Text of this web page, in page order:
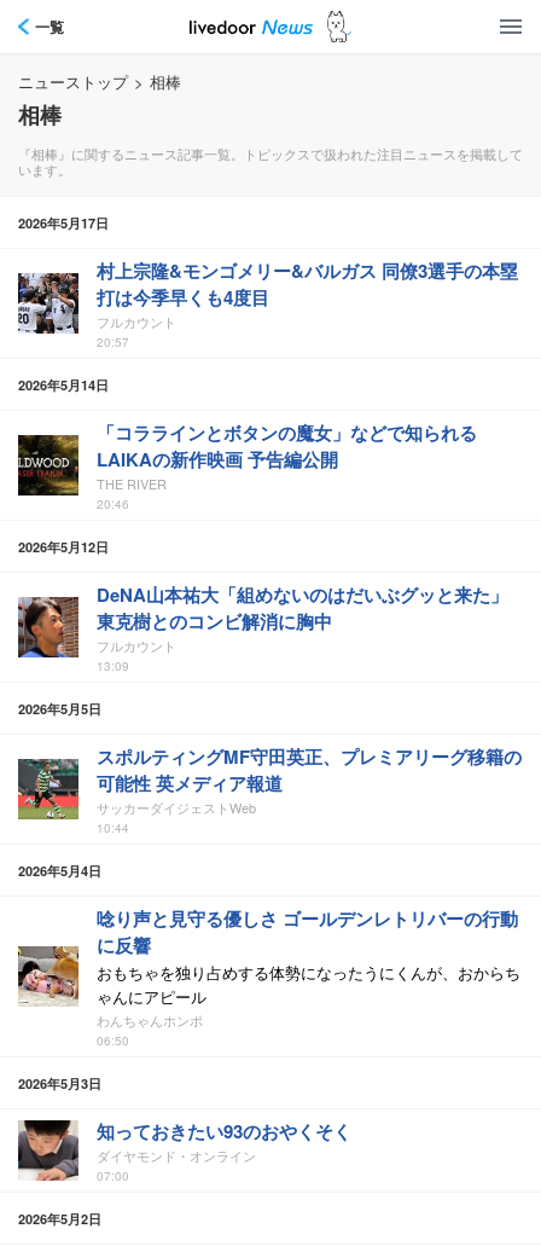
一覧
ニューストップ > 相棒
相棒
『相棒』に関するニュース記事一覧。トピックスで扱われた注目ニュースを掲載して
います。
2026年5月17日
村上宗隆&モンゴメリー&バルガス 同僚3選手の本塁
打は今季早くも4度目
フルカウント
20:57
2026年5月14日
「コララインとボタンの魔女」などで知られる
LAIKAの新作映画 予告編公開
THE RIVER
20:46
2026年5月12日
DeNA山本祐大「組めないのはだいぶグッと来た」
東克樹とのコンビ解消に胸中
フルカウント
13:09
2026年5月5日
スポルティングMF守田英正、プレミアリーグ移籍の
可能性 英メディア報道
サッカーダイジェストWeb
10:44
2026年5月4日
唸り声と見守る優しさ ゴールデンレトリバーの行動
に反響
おもちゃを独り占めする体勢になったうにくんが、おからち
ゃんにアピール
わんちゃんホンポ
06:50
2026年5月3日
知っておきたい93のおやくそく
ダイヤモンド・オンライン
07:00
2026年5月2日